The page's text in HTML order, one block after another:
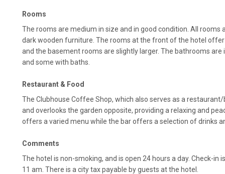
Rooms
The rooms are medium in size and in good condition. All rooms
dark wooden furniture. The rooms at the front of the hotel
and the basement rooms are slightly larger. The bathrooms
and some with baths.
Restaurant & Food
The Clubhouse Coffee Shop, which also serves as a
and overlooks the garden opposite, providing a relaxing and
offers a varied menu while the bar offers a selection of drinks
Comments
The hotel is non-smoking, and is open 24 hours a day. Check-in
11 am. There is a city tax payable by guests at the hotel.